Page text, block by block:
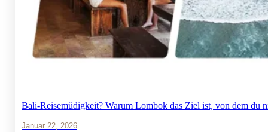
Bali-Reisemüdigkeit? Warum Lombok das Ziel ist, von dem du
Januar 22, 2026